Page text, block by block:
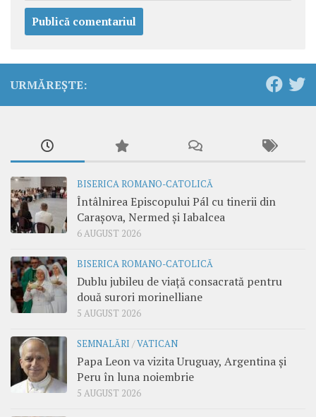
URMĂREȘTE:
BISERICA ROMANO-CATOLICĂ
Întâlnirea Episcopului Pál cu tinerii din
Carașova, Nermed și Iabalcea
6 AUGUST 2026
BISERICA ROMANO-CATOLICĂ
Dublu jubileu de viață consacrată pentru
două surori morinelliane
5 AUGUST 2026
SEMNALĂRI /VATICAN
Papa Leon va vizita Uruguay, Argentina și
Peru în luna noiembrie
5 AUGUST 2026